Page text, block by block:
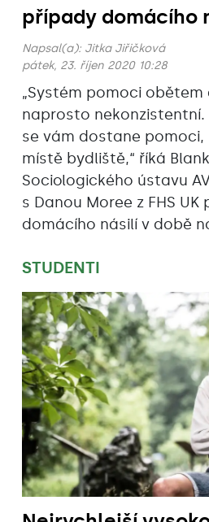
případy domácího
Napsal(a): Jitka Jiřičková
pátek, 23. říjen 2020 10:28
„Systém pomoci
naprosto nekonzistentní.
se vám dostane pomoci,
místě bydliště,“ říká
Sociologického ústavu
s Danou Moree z FHS
domácího násilí v době
STUDENTI